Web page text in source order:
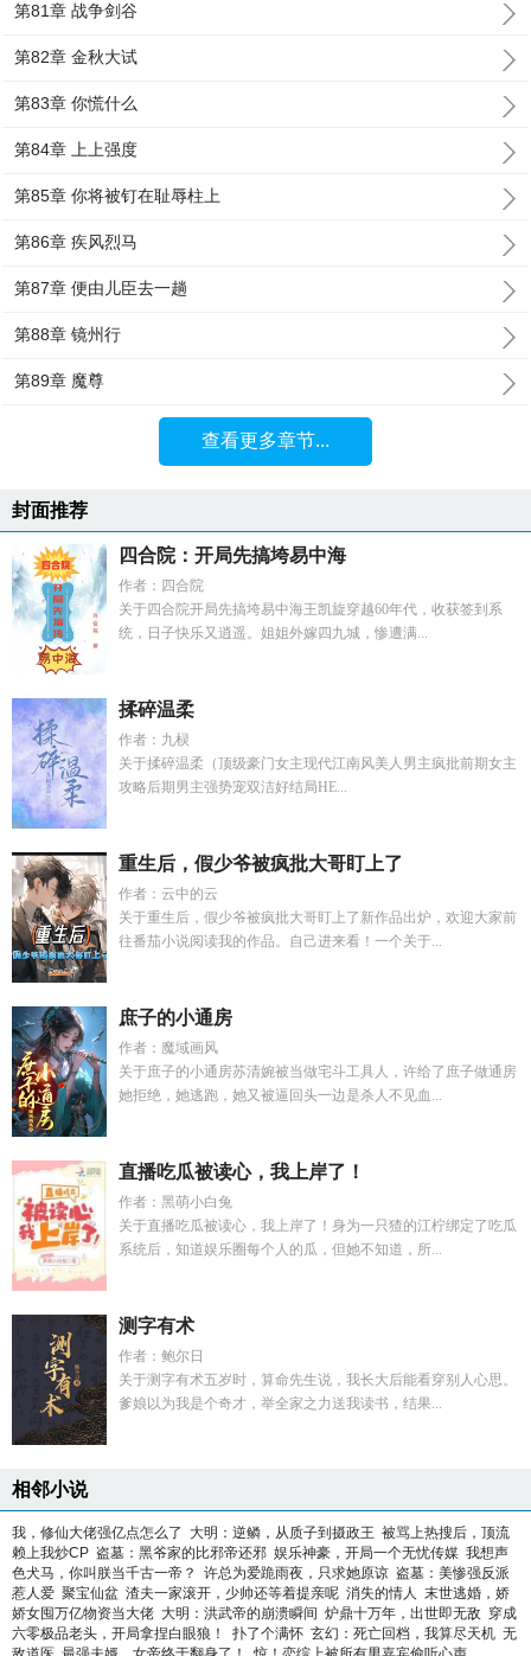
第81章 战争剑谷
第82章 金秋大试
第83章 你慌什么
第84章 上上强度
第85章 你将被钉在耻辱柱上
第86章 疾风烈马
第87章 便由儿臣去一趟
第88章 镜州行
第89章 魔尊
查看更多章节...
封面推荐
四合院：开局先搞垮易中海
作者：四合院
关于四合院开局先搞垮易中海王凯旋穿越60年代，收获签到系
统，日子快乐又逍遥。姐姐外嫁四九城，惨遭满...
揉碎温柔
作者：九棂
关于揉碎温柔（顶级豪门女主现代江南风美人男主疯批前期女主
攻略后期男主强势宠双洁好结局HE...
重生后，假少爷被疯批大哥盯上了
作者：云中的云
关于重生后，假少爷被疯批大哥盯上了新作品出炉，欢迎大家前
往番茄小说阅读我的作品。自己进来看！一个关于...
庶子的小通房
作者：魔域画风
关于庶子的小通房苏清婉被当做宅斗工具人，许给了庶子做通房
她拒绝，她逃跑，她又被逼回头一边是杀人不见血...
直播吃瓜被读心，我上岸了！
作者：黑萌小白兔
关于直播吃瓜被读心，我上岸了！身为一只猹的江柠绑定了吃瓜
系统后，知道娱乐圈每个人的瓜，但她不知道，所...
测字有术
作者：鲍尔日
关于测字有术五岁时，算命先生说，我长大后能看穿别人心思。
爹娘以为我是个奇才，举全家之力送我读书，结果...
相邻小说
我，修仙大佬强亿点怎么了 大明：逆鳞，从质子到摄政王 被骂上热搜后，顶流
赖上我炒CP 盗墓：黑爷家的比邪帝还邪 娱乐神豪，开局一个无忧传媒 我想声
色犬马，你叫朕当千古一帝？
许总为爱跪雨夜，只求她原谅 盗墓：美惨强反派
惹人爱 聚宝仙盆 渣夫一家滚开，少帅还等着提亲呢 消失的情人 末世逃婚，娇
娇女囤万亿物资当大佬 大明：洪武帝的崩溃瞬间 炉鼎十万年，出世即无敌 穿成
六零极品老头，开局拿捏白眼狼！
扑了个满怀 玄幻：死亡回档，我算尽天机 无